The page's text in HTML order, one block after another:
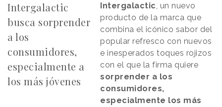
Intergalactic
busca sorprender
a los
consumidores,
especialmente a
los más jóvenes
Intergalactic, un nuevo
producto de la marca que
combina el icónico sabor del
popular refresco con nuevos
e inesperados toques rojizos
con el que la firma quiere
sorprender a los
consumidores,
especialmente los más